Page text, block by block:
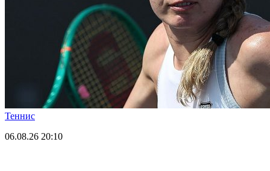
Теннис
06.08.26 20:10